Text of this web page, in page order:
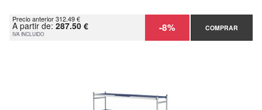
Precio anterior 312.49 €
A partir de: 287.50 €
IVA INCLUIDO -8% COMPRAR